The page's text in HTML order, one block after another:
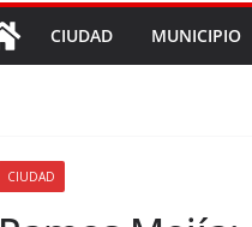
CIUDAD MUNICIPIO
CIUDAD